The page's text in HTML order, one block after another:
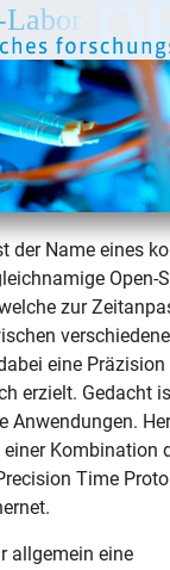
der Name eines
Open-
zur
eine Präzision
erzielt. Gedacht
Anwendungen.
Kombination
Time
allgemein eine